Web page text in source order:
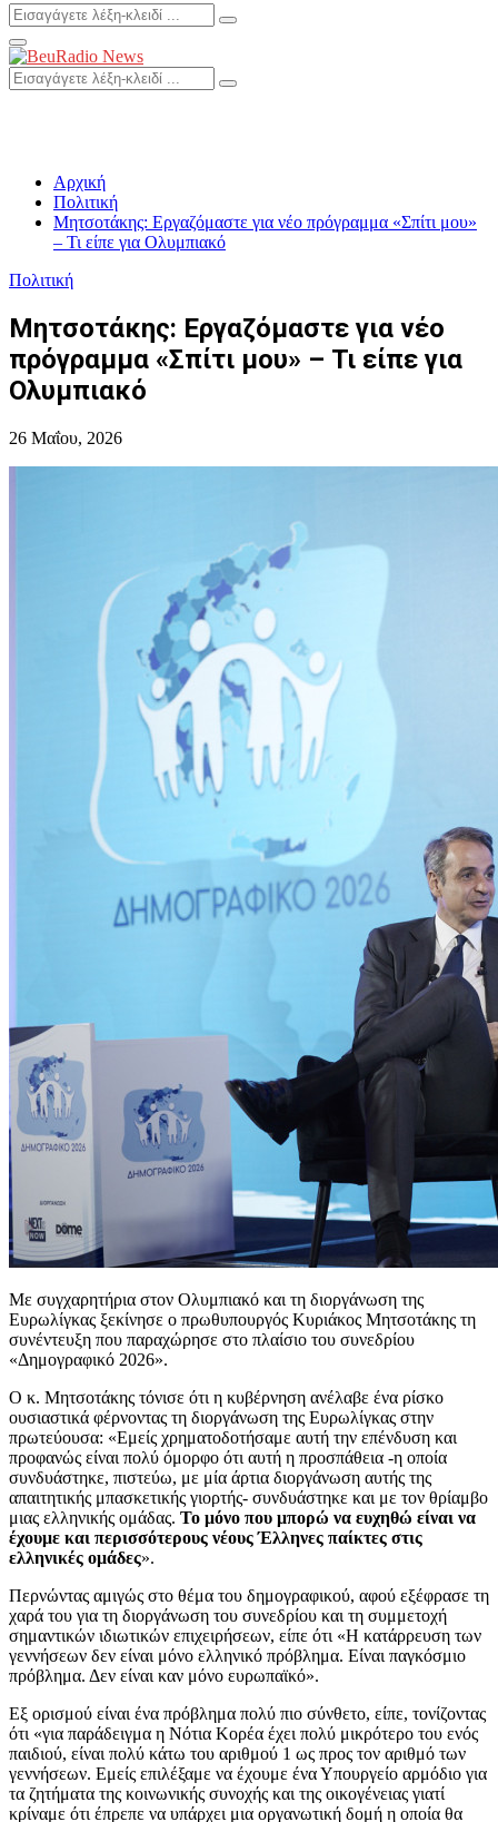
Search
for:
Search
Primary
Menu
Search
for:
Search
Αρχική
Πολιτική
Μητσοτάκης: Εργαζόμαστε για νέο πρόγραμμα «Σπίτι μου»
– Τι είπε για Ολυμπιακό
Πολιτική
Μητσοτάκης: Εργαζόμαστε για νέο
πρόγραμμα «Σπίτι μου» – Τι είπε για
Ολυμπιακό
26 Μαΐου, 2026
Με συγχαρητήρια στον Ολυμπιακό και τη διοργάνωση της
Ευρωλίγκας ξεκίνησε ο πρωθυπουργός Κυριάκος Μητσοτάκης τη
συνέντευξη που παραχώρησε στο πλαίσιο του συνεδρίου
«Δημογραφικό 2026».
Ο κ. Μητσοτάκης τόνισε ότι η κυβέρνηση ανέλαβε ένα ρίσκο
ουσιαστικά φέρνοντας τη διοργάνωση της Ευρωλίγκας στην
πρωτεύουσα: «Εμείς χρηματοδοτήσαμε αυτή την επένδυση και
προφανώς είναι πολύ όμορφο ότι αυτή η προσπάθεια -η οποία
συνδυάστηκε, πιστεύω, με μία άρτια διοργάνωση αυτής της
απαιτητικής μπασκετικής γιορτής- συνδυάστηκε και με τον θρίαμβο
μιας ελληνικής ομάδας. Το μόνο που μπορώ να ευχηθώ είναι να
έχουμε και περισσότερους νέους Έλληνες παίκτες στις
ελληνικές ομάδες».
Περνώντας αμιγώς στο θέμα του δημογραφικού, αφού εξέφρασε τη
χαρά του για τη διοργάνωση του συνεδρίου και τη συμμετοχή
σημαντικών ιδιωτικών επιχειρήσεων, είπε ότι «Η κατάρρευση των
γεννήσεων δεν είναι μόνο ελληνικό πρόβλημα. Είναι παγκόσμιο
πρόβλημα. Δεν είναι καν μόνο ευρωπαϊκό».
Εξ ορισμού είναι ένα πρόβλημα πολύ πιο σύνθετο, είπε, τονίζοντας
ότι «για παράδειγμα η Νότια Κορέα έχει πολύ μικρότερο του ενός
παιδιού, είναι πολύ κάτω του αριθμού 1 ως προς τον αριθμό των
γεννήσεων. Εμείς επιλέξαμε να έχουμε ένα Υπουργείο αρμόδιο για
τα ζητήματα της κοινωνικής συνοχής και της οικογένειας γιατί
κρίναμε ότι έπρεπε να υπάρχει μια οργανωτική δομή η οποία θα